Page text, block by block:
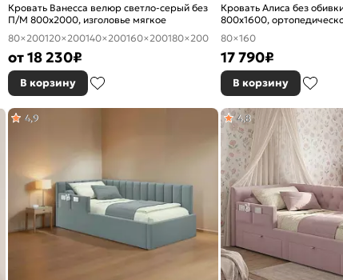
Кровать Ванесса велюр светло-серый без
П/М 800x2000, изголовье мягкое
80×200120×200140×200160×200180×200
от18 230₽
В корзину
Кровать Алиса без
800x1600,
80×160
17 790₽
В корзину
4,9 4,8